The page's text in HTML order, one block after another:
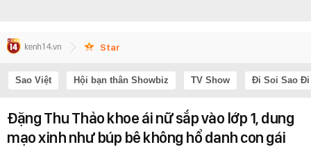
Star
Sao Việt Hội bạn thân Showbiz TV Show Đi Soi Sao Đi
Đặng Thu Thảo khoe ái nữ sắp vào lớp 1, dung
mạo xinh như búp bê không hổ danh con gái